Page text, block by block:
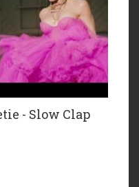
- Slow Clap